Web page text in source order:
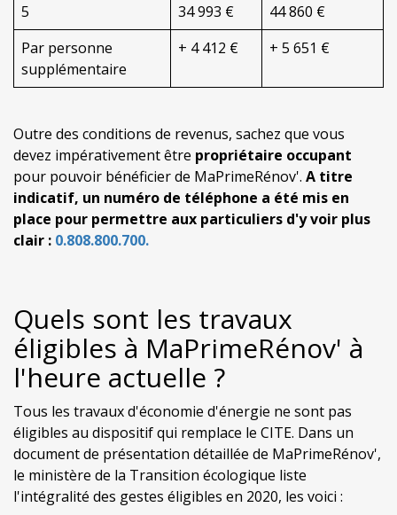
5
34 993 €
44 860 €
Par personne
supplémentaire
+ 4 412 € + 5 651 €
Outre des conditions de revenus, sachez que vous
devez impérativement être propriétaire occupant
pour pouvoir bénéficier de MaPrimeRénov'. A titre
indicatif, un numéro de téléphone a été mis en
place pour permettre aux particuliers d'y voir plus
clair : 0.808.800.700.
Quels sont les travaux
éligibles à MaPrimeRénov' à
l'heure actuelle ?
Tous les travaux d'économie d'énergie ne sont pas
éligibles au dispositif qui remplace le CITE. Dans un
document de présentation détaillée de MaPrimeRénov',
le ministère de la Transition écologique liste
l'intégralité des gestes éligibles en 2020, les voici :